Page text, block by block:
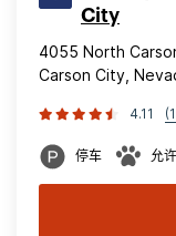
City
4055 North
Carson City,
4.11
停车 允